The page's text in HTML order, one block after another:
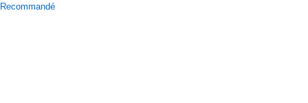
Recommandé